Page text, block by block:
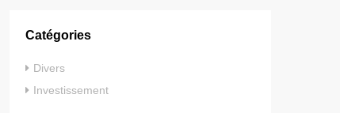
Catégories
Divers
Investissement